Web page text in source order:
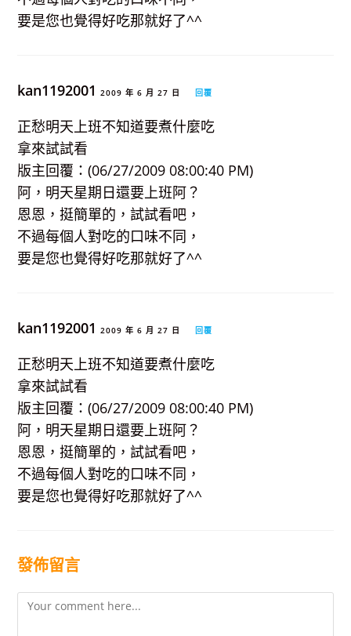
要是您也覺得好吃那就好了^^
kan11920012009 年 6 月 27 日 回覆
正愁明天上班不知道要煮什麼吃
拿來試試看
版主回覆：(06/27/2009 08:00:40 PM)
阿，明天星期日還要上班阿？
恩恩，挺簡單的，試試看吧，
不過每個人對吃的口味不同，
要是您也覺得好吃那就好了^^
kan11920012009 年 6 月 27 日 回覆
正愁明天上班不知道要煮什麼吃
拿來試試看
版主回覆：(06/27/2009 08:00:40 PM)
阿，明天星期日還要上班阿？
恩恩，挺簡單的，試試看吧，
不過每個人對吃的口味不同，
要是您也覺得好吃那就好了^^
發佈留言
Comment